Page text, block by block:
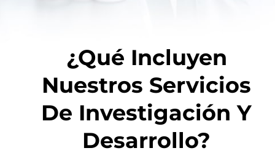
¿Qué Incluyen
Nuestros Servicios
De Investigación Y
Desarrollo?